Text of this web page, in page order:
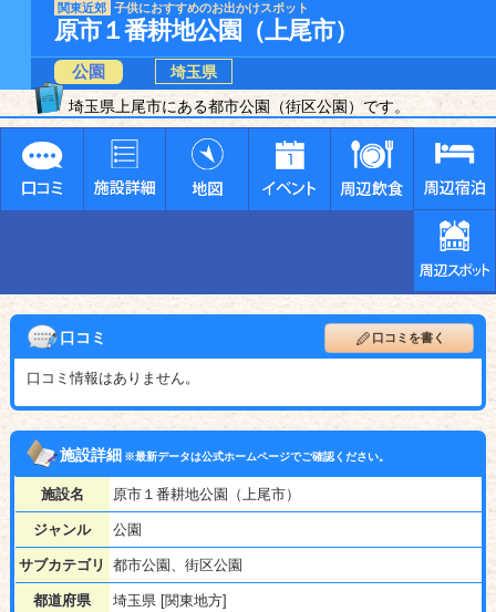
関東近郊 子供におすすめのお出かけスポット
原市１番耕地公園（上尾市）
公園
埼玉県
埼玉県上尾市にある都市公園（街区公園）です。
口コミ 口コミを書く
口コミ情報はありません。
施設詳細※最新データは公式ホームページでご確認ください。
施設名 原市１番耕地公園（上尾市）
ジャンル 公園
サブカテゴリ 都市公園、街区公園
都道府県 埼玉県 [関東地方]